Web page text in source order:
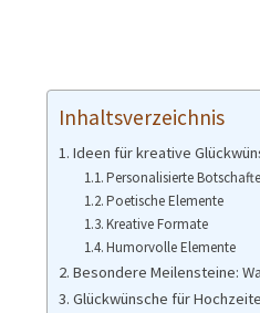
Inhaltsverzeichnis
Ideen für kreative
Personalisierte
Poetische Elemente
Kreative Formate
Humorvolle Elemente
Besondere Meilensteine:
Glückwünsche für